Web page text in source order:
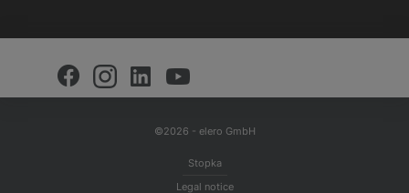
©2026 - elero GmbH
Stopka
Legal notice